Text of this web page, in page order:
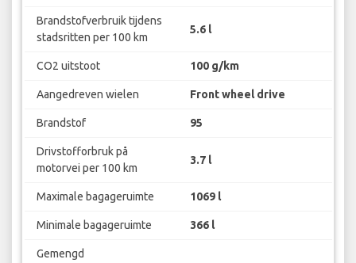
Brandstofverbruik tijdens
stadsritten per 100 km
5.6 l
CO2 uitstoot 100 g/km
Aangedreven wielen Front wheel drive
Brandstof 95
Drivstofforbruk på
motorvei per 100 km
3.7 l
Maximale bagageruimte 1069 l
Minimale bagageruimte 366 l
Gemengd